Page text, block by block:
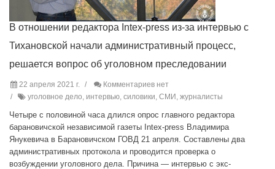
В отношении редактора Intex-press из-за интервью с
Тихановской начали административный процесс,
решается вопрос об уголовном преследовании
22 апреля 2021 г.
Комментариев нет
уголовное дело, интервью, силовики, СМИ, журналисты
Четыре с половиной часа длился опрос главного редактора
барановичской независимой газеты Intex-press Владимира
Янукевича в Барановичском ГОВД 21 апреля. Составлены два
административных протокола и проводится проверка о
возбуждении уголовного дела. Причина — интервью с экс-